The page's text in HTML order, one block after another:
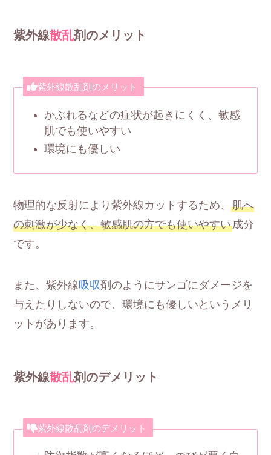
紫外線散乱剤のメリット
紫外線散乱剤のメリット
かぶれるなどの症状が起きにくく、敏感
肌でも使いやすい
環境にも優しい
物理的な反射により紫外線カットするため、肌へ
の刺激が少なく、敏感肌の方でも使いやすい成分
です。
また、紫外線吸収剤のようにサンゴにダメージを
与えたりしないので、環境にも優しいというメリ
ットがあります。
紫外線散乱剤のデメリット
紫外線散乱剤のデメリット